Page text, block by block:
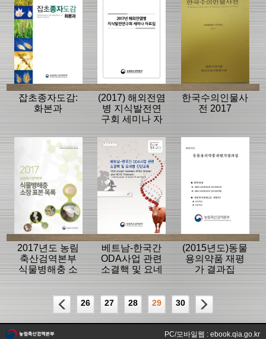
잡초종자도감:
화본과
(2017) 해외전염
병 지식발전연
구회 세미나 자
한국수의인물사
전 2017
2017년도 농림
축산검역본부
식물병해충 소
베트남-한국간
ODA사업 관련
소결핵 및 요네
(2015년도)동물
용의약품 재평
가 결과집
26 27 28 29 30
PC/모바일웹 : ebook.qia.go.kr